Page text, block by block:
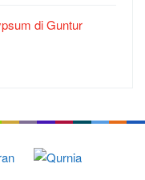
di Guntur